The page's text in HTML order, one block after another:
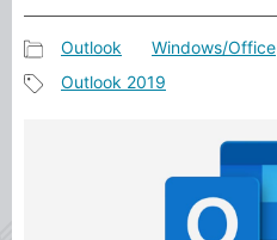
事
Outlook Windows/Office
Outlook 2019